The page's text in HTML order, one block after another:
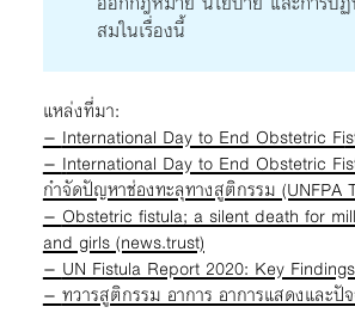
สมในเรื่องนี้
แหล่งที่มา:
–International Day to End Obstetric Fi
–International Day to End Obstetric
กำจัดปัญหาช่องทะลุทางสูติกรรม (UNFPA
–Obstetric fistula; a silent death for
and girls (news.trust)
–UN Fistula Report 2020: Key
–ทวารสูติกรรม อาการ อาการแสดงและปั